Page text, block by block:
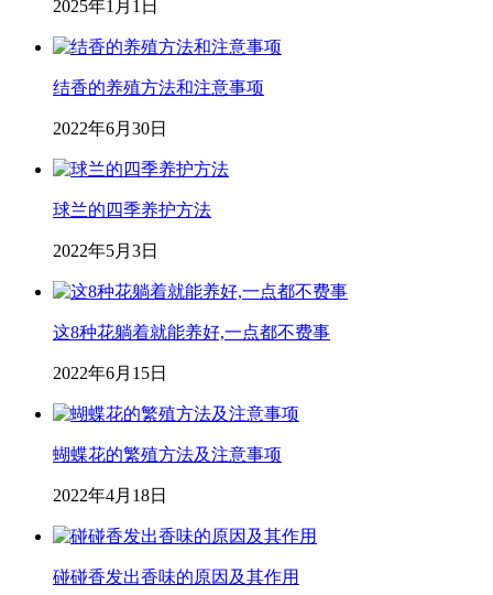
2025年1月1日
结香的养殖方法和注意事项
2022年6月30日
球兰的四季养护方法
2022年5月3日
这8种花躺着就能养好,一点都不费事
2022年6月15日
蝴蝶花的繁殖方法及注意事项
2022年4月18日
碰碰香发出香味的原因及其作用